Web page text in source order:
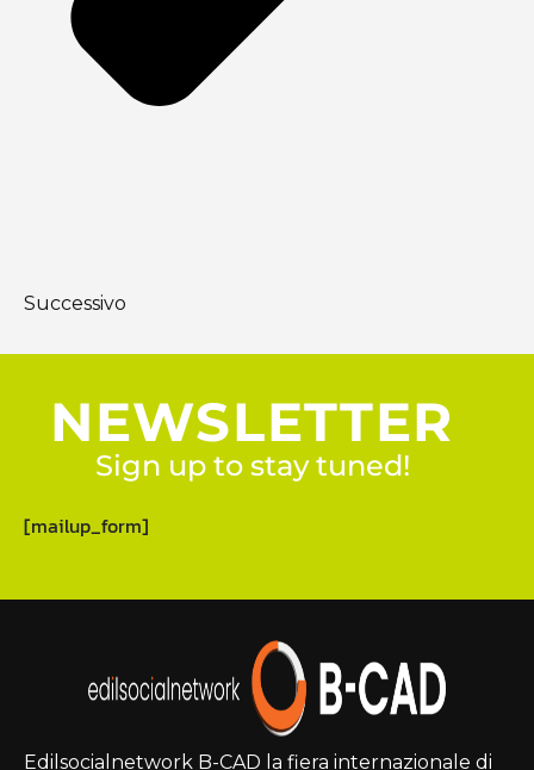
Successivo
NEWSLETTER
Sign up to stay tuned!
[mailup_form]
Edilsocialnetwork B-CAD la fiera internazionale di